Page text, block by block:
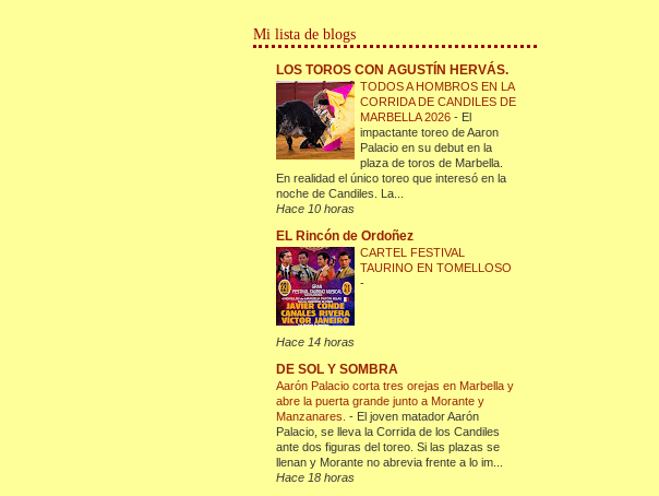
Mi lista de blogs
LOS TOROS CON AGUSTÍN HERVÁS.
TODOS A HOMBROS EN LA
CORRIDA DE CANDILES DE
MARBELLA 2026- El
impactante toreo de Aaron
Palacio en su debut en la
plaza de toros de Marbella.
En realidad el único toreo que interesó en la
noche de Candiles. La...
Hace 10 horas
EL Rincón de Ordoñez
CARTEL FESTIVAL
TAURINO EN TOMELLOSO
-
Hace 14 horas
DE SOL Y SOMBRA
Aarón Palacio corta tres orejas en Marbella y
abre la puerta grande junto a Morante y
Manzanares.- El joven matador Aarón
Palacio, se lleva la Corrida de los Candiles
ante dos figuras del toreo. Si las plazas se
llenan y Morante no abrevia frente a lo im...
Hace 18 horas